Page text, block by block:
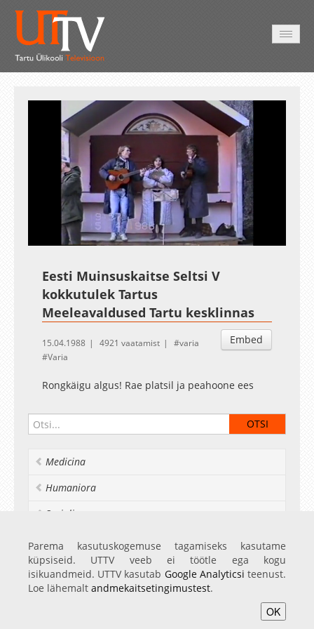
UnmuteLoaded:
2.90%
Esituskiirused
Auto
Eesti Muinsuskaitse Seltsi V
kokkutulek Tartus
Meeleavaldused Tartu kesklinnas
Embed
15.04.1988 4921 vaatamist
varia
Varia
Rongkäigu algus! Rae platsil ja peahoone ees
Medicina
Humaniora
Socialia
Realia et naturalia
Ülikoolist veel
Parema kasutuskogemuse tagamiseks kasutame
küpsiseid. UTTV veeb ei töötle ega kogu
isikuandmeid. UTTV kasutab Google Analyticsi teenust.
Loe lähemalt andmekaitsetingimustest.
OK